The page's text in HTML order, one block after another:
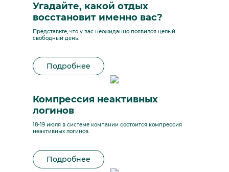
Угадайте, какой отдых
восстановит именно вас?
Представьте, что у вас неожиданно появился целый
свободный день.
Подробнее
Компрессия неактивных
логинов
18-19 июля в системе компании состоится компрессия
неактивных логинов.
Подробнее